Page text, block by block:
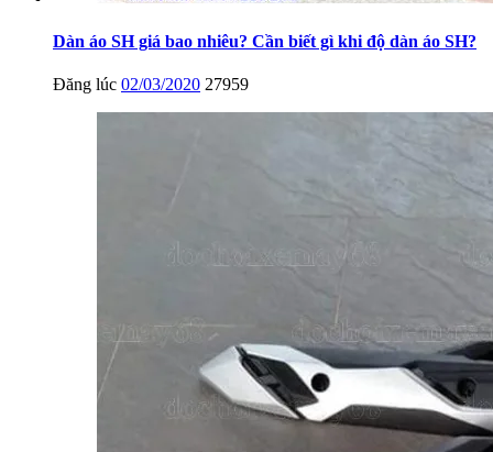
Dàn áo SH giá bao nhiêu? Cần biết gì khi độ dàn áo SH?
Đăng lúc 02/03/2020 27959